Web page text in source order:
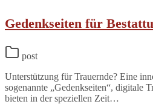
Gedenkseiten für
post
Unterstützung für Trauernde? Eine
sogenannte „Gedenkseiten“, digitale
bieten in der speziellen Zeit…